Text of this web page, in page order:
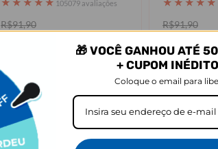
★ ★ ★ ★ ★ 105079 avaliações
R$91,90
★ ★ ★ ★ ★
R$91,90
🎁 VOCÊ GANHOU ATÉ
+ CUPOM
Coloque o email para